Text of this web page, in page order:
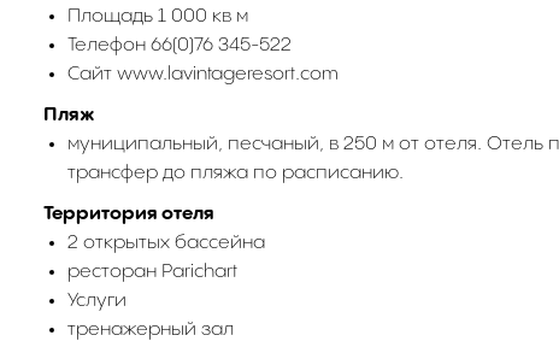
Площадь 1 000 кв м
Телефон 66(0)76 345-522
Сайт www.lavintageresort.com
Пляж
муниципальный, песчаный, в 250 м от отеля. Отель
трансфер до пляжа по расписанию.
Территория отеля
2 открытых бассейна
ресторан Parichart
Услуги
тренажерный зал